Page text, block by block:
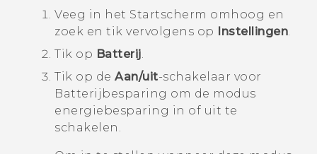
Veeg in het Startscherm omhoog en
zoek en tik vervolgens op
Instellingen.
Tik op Batterij.
Tik op de Aan/uit-schakelaar voor
Batterijbesparing om de modus
energiebesparing in of uit te
schakelen.